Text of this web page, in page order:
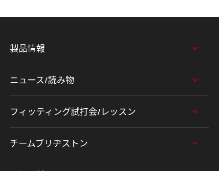
製品情報
ニュース/読み物
フィッティング試打会/レッスン
チームブリヂストン